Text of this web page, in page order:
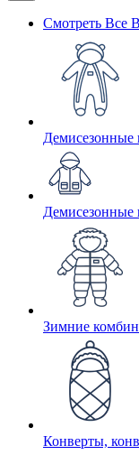
Смотреть Все
Демисезонные
Демисезонные
Зимние
Конверты,